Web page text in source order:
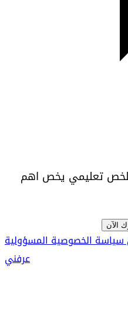
تعليمي يخص اهم
الآن
سياسة الخصوصيةالمسؤولية
عرفني